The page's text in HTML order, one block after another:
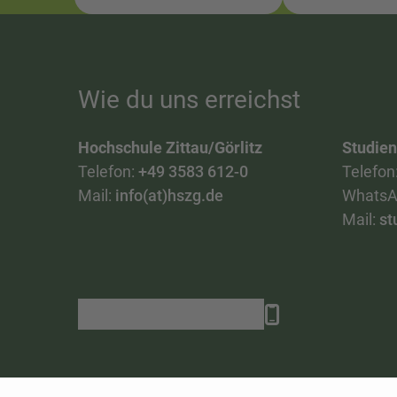
Wie du uns erreichst
Hochschule Zittau/Görlitz
Telefon: +49 3583 612-0
Mail: info(at)hszg.de
Mail: